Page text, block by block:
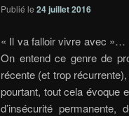
Publié le 24 juillet 2016
« Il va falloir vivre avec »…
On entend ce genre de
récente (et trop
pourtant, tout cela
d’insécurité